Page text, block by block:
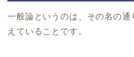
一般論というのは、その名の通
えていることです。